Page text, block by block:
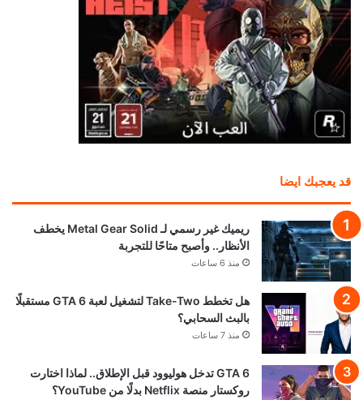
قد يعجبك ايضا
ريميك غير رسمي لـ Metal Gear Solid يخطف
الأنظار.. وأصبح متاحًا للتجربة
منذ 6 ساعات
هل تخطط Take-Two لتشغيل لعبة GTA 6 مستقبلًا
بالبث السحابي؟
منذ 7 ساعات
GTA 6 تدخل هوليوود قبل الإطلاق.. لماذا اختارت
روكستار منصة Netflix بدلًا من YouTube؟